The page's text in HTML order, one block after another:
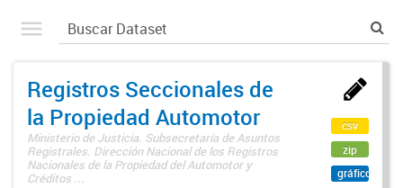
Registros Seccionales de
la Propiedad Automotor
Ministerio de Justicia. Subsecretaría de Asuntos
Registrales. Dirección Nacional de los Registros
Nacionales de la Propiedad del Automotor y
Créditos ...
csv
zip
gráfico